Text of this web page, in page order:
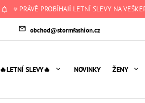
🔅PRÁVĚ PROBÍHAJÍ LETNÍ SLEVY NA
obchod@stormfashion.cz
🔥LETNÍ SLEVY🔥 NOVINKY ŽENY